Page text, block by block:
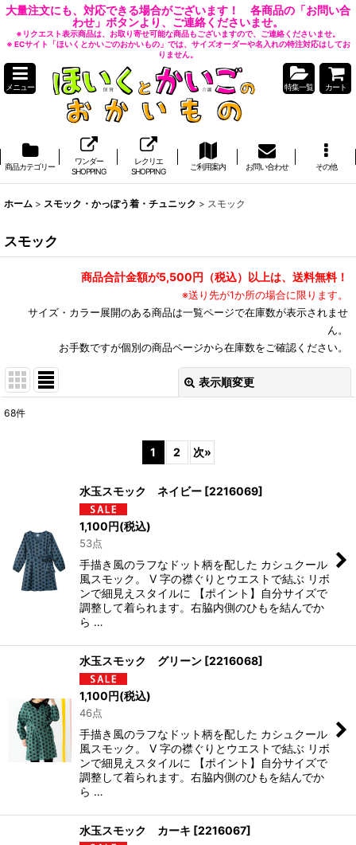
大量注文にも、対応できる場合がございます！ 各商品の「お問い合
わせ」ボタンより、ご連絡くださいませ。
※リクエスト表示商品は、お取り寄せ可能な商品もございますので、ご連絡くださいませ。
※ ECサイト「ほいくとかいごのおかいもの」では、サイズオーダーや名入れの特注対応はしてお
りません。
メニュー 特集一覧 カート
商品カテゴリー
ワンダー
SHOPPING
レクリエ
SHOPPING
ご利用案内 お問い合わせ その他
ホーム > スモック・かっぽう着・チュニック > スモック
スモック
商品合計金額が5,500円（税込）以上は、送料無料！
※送り先が1か所の場合に限ります。
サイズ・カラー展開のある商品は一覧ページで在庫数が表示されませ
ん。
お手数ですが個別の商品ページから在庫数をご確認ください。
表示順変更
68件
1 2 次»
水玉スモック ネイビー [2216069]
1,100円(税込)
53点
手描き風のラフなドット柄を配した カシュクール
風スモック。 V 字の襟ぐりとウエストで結ぶ リボ
ンで細見えスタイルに 【ポイント】自分サイズで
調整して着られます。右脇内側のひもを結んでか
ら …
水玉スモック グリーン [2216068]
1,100円(税込)
46点
手描き風のラフなドット柄を配した カシュクール
風スモック。 V 字の襟ぐりとウエストで結ぶ リボ
ンで細見えスタイルに 【ポイント】自分サイズで
調整して着られます。右脇内側のひもを結んでか
ら …
水玉スモック カーキ [2216067]